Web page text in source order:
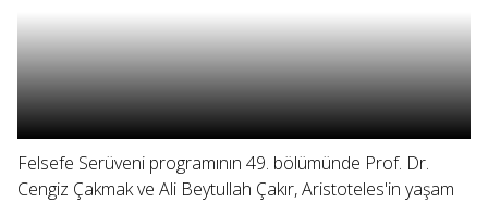
Felsefe Serüveni programının 49. bölümünde Prof. Dr.
Cengiz Çakmak ve Ali Beytullah Çakır, Aristoteles'in yaşam